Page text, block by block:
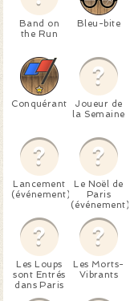
Band on
the Run
Bleu-bite
Conquérant
Joueur de
la Semaine
Lancement
(événement)
Le Noël de
Paris
(événement)
Les Loups
sont Entrés
dans Paris
Les Morts-
Vibrants